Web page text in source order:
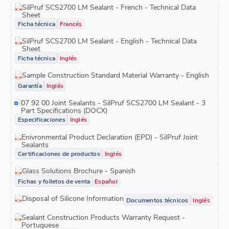
SilPruf SCS2700 LM Sealant - French - Technical Data
Sheet
Ficha técnica Francés
SilPruf SCS2700 LM Sealant - English - Technical Data
Sheet
Ficha técnica Inglés
Sample Construction Standard Material Warranty - English
Garantía Inglés
07 92 00 Joint Sealants - SilPruf SCS2700 LM Sealant - 3
Part Specifications (DOCX)
Especificaciones Inglés
Enivronmental Product Declaration (EPD) - SilPruf Joint
Sealants
Certificaciones de productos Inglés
Glass Solutions Brochure - Spanish
Fichas y folletos de venta Español
Disposal of Silicone Information Documentos técnicos Inglés
Sealant Construction Products Warranty Request -
Portuguese